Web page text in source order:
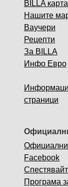
BILLA карта
Нашите
Ваучери
Рецепти
За BILLA
Инфо Евро
страници
Официални
Facebook
Програма